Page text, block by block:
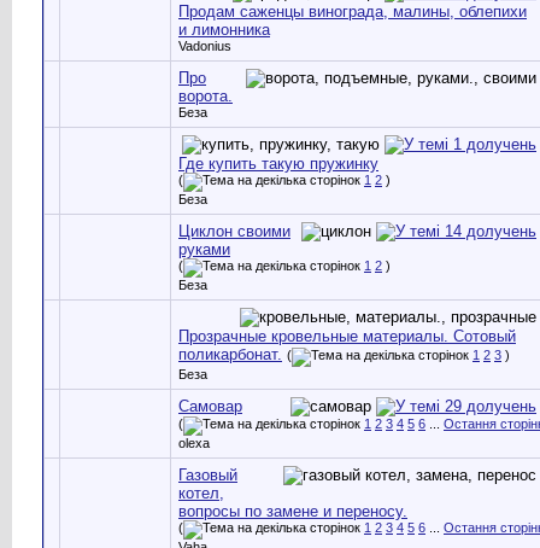
Продам саженцы винограда, малины, облепихи
и лимонника
Vadonius
Про
ворота.
Беза
Где купить такую пружинку
( 1 2 )
Беза
Циклон своими
руками
( 1 2 )
Беза
Прозрачные кровельные материалы. Сотовый
поликарбонат. ( 1 2 3 )
Беза
Самовар
( 1 2 3 4 5 6
Остання
olexa
Газовый
котел,
вопросы по замене и переносу.
( 1 2 3 4 5 6
Остання